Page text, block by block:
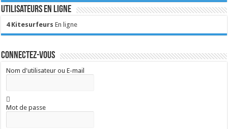
Utilisateurs en ligne
4 Kitesurfeurs En ligne
Connectez-vous
Nom d'utilisateur ou E-mail
Mot de passe